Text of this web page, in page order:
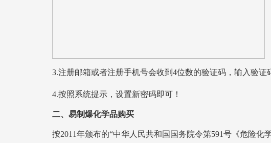
3.注册邮箱或者注册手机号会收到 4位数的验证码，输入验证
4.按照系统提示，设置新密码即可！
二、易制爆化学品购买
按2011年颁布的“中华人民共和国国务院令第591号《危险化